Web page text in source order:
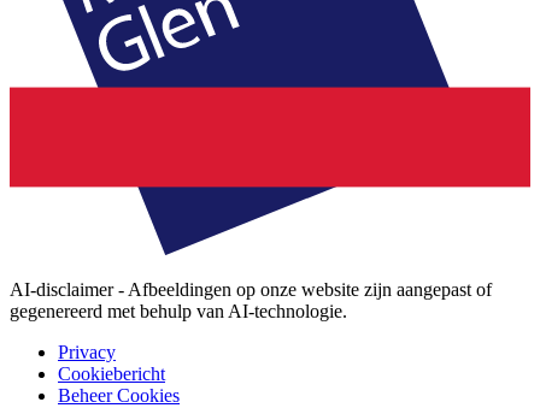
AI-disclaimer - Afbeeldingen op onze website zijn aangepast of
gegenereerd met behulp van AI-technologie.
Privacy
Cookiebericht
Beheer Cookies